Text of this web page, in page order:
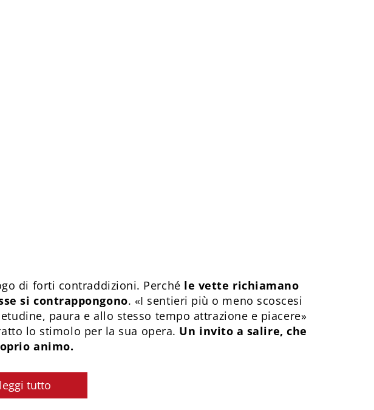
di forti contraddizioni. Perché le vette richiamano
si contrappongono. «I sentieri più o meno scoscesi
paura e allo stesso tempo attrazione e piacere»
lo stimolo per la sua opera. Un invito a salire, che
animo.
leggi tutto